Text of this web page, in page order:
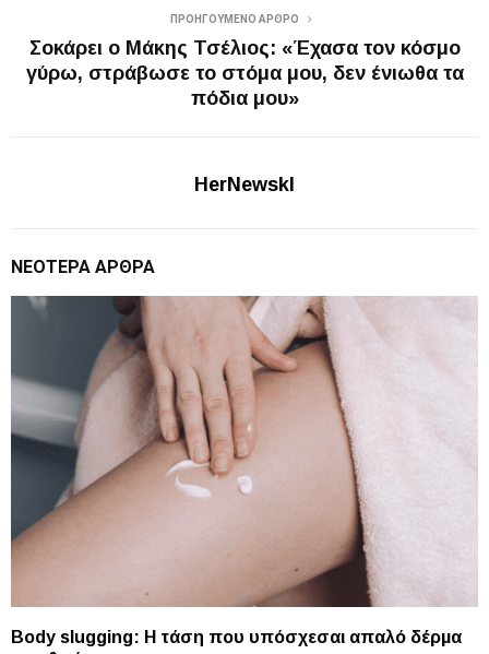
ΠΡΟΗΓΟΎΜΕΝΟ ΆΡΘΡΟ
Σοκάρει ο Μάκης Τσέλιος: «Έχασα τον κόσμο
γύρω, στράβωσε το στόμα μου, δεν ένιωθα τα
πόδια μου»
HerNewskl
ΝΕΌΤΕΡΑ ΆΡΘΡΑ
Body slugging: Η τάση που υπόσχεσαι απαλό δέρμα